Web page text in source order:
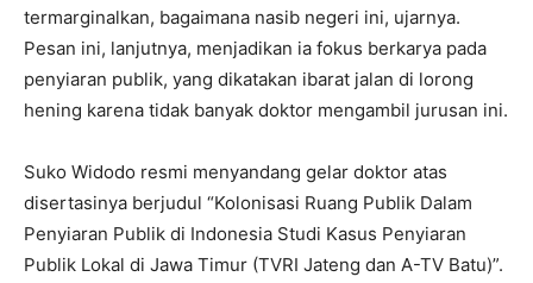
termarginalkan, bagaimana nasib negeri ini, ujarnya.
Pesan ini, lanjutnya, menjadikan ia fokus berkarya pada
penyiaran publik, yang dikatakan ibarat jalan di lorong
hening karena tidak banyak doktor mengambil jurusan ini.
Suko Widodo resmi menyandang gelar doktor atas
disertasinya berjudul “Kolonisasi Ruang Publik Dalam
Penyiaran Publik di Indonesia Studi Kasus Penyiaran
Publik Lokal di Jawa Timur (TVRI Jateng dan A-TV Batu)”.